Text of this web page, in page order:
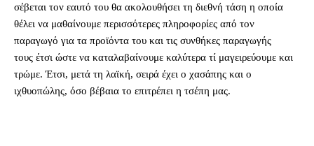
σέβεται τον εαυτό του θα ακολουθήσει τη διεθνή τάση η οποία
θέλει να μαθαίνουμε περισσότερες πληροφορίες από τον
παραγωγό για τα προϊόντα του και τις συνθήκες παραγωγής
τους έτσι ώστε να καταλαβαίνουμε καλύτερα τί μαγειρεύουμε και
τρώμε. Έτσι, μετά τη λαϊκή, σειρά έχει ο χασάπης και ο
ιχθυοπώλης, όσο βέβαια το επιτρέπει η τσέπη μας.